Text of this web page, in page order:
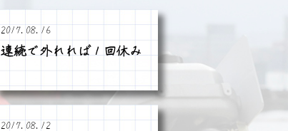
2017.08.16
連続で外れれば１回休み
2017.08.12